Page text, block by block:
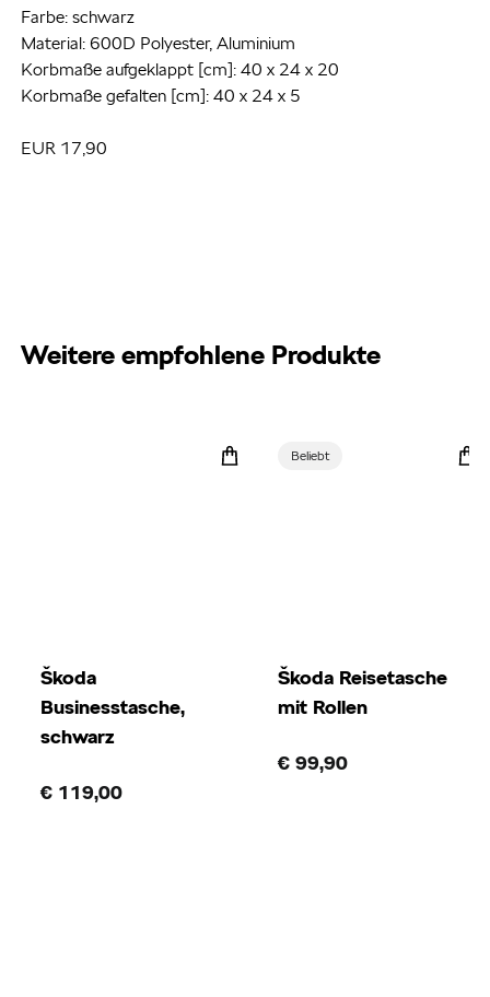
Farbe: schwarz
Material: 600D Polyester, Aluminium
Korbmaße aufgeklappt [cm]: 40 x 24 x 20
Korbmaße gefalten [cm]: 40 x 24 x 5
EUR 17,90
Weitere empfohlene Produkte
Škoda
Businesstasche,
schwarz
€ 119,00
Beliebt
Škoda Reisetasche
mit Rollen
€ 99,90